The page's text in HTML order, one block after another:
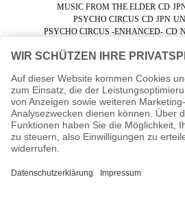
MUSIC FROM THE ELDER CD
PSYCHO CIRCUS CD JPN
PSYCHO CIRCUS -ENHANCED- CD
REVENGE
CD EU MERCU
ROCK AND ROLL ALL..-LTD- CD
ROCK AND ROLL OVER CD NL
ROCK AND ROLL OVER -LTD- CD
ROCK AND ROLL OVER -REMAS CD
ROCK 'N ROLL OVER -LTD ED CD
SMASHES, THRASHES & HITS CD
UNMASKED
UNMASKED -LTD ED-